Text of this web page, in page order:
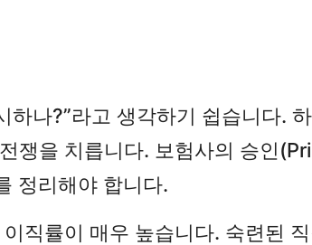
나?”라고 생각하기 쉽습니다.
쟁을 치릅니다. 보험사의 승인
정리해야 합니다.
직률이 매우 높습니다. 숙련된